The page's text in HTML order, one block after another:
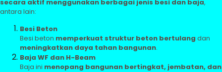
secara aktif menggunakan berbagai jenis besi dan baja,
antara lain:
Besi Beton
Besi beton memperkuat struktur beton bertulang dan
meningkatkan daya tahan bangunan.
Baja WF dan H-Beam
Baja ini menopang bangunan bertingkat, jembatan, dan